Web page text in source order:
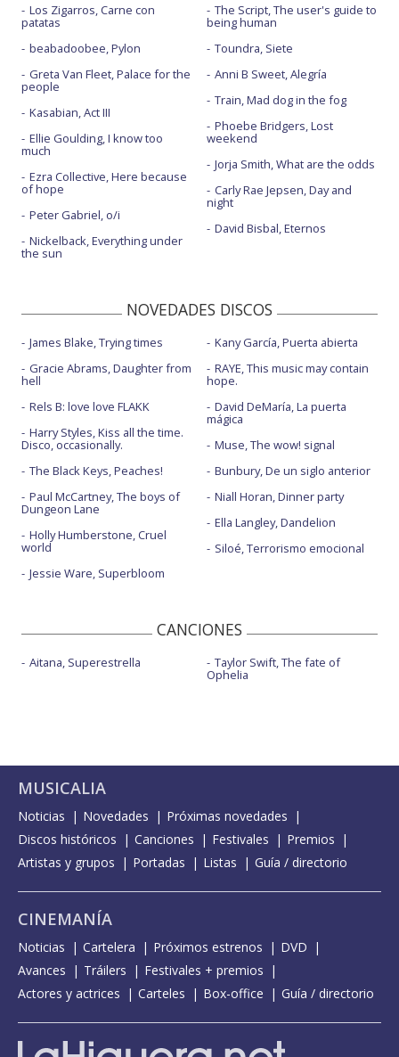
Los Zigarros, Carne con
patatas
beabadoobee, Pylon
Greta Van Fleet, Palace for the
people
Kasabian, Act III
Ellie Goulding, I know too
much
Ezra Collective, Here because
of hope
Peter Gabriel, o/i
Nickelback, Everything under
the sun
The Script, The user's guide to
being human
Toundra, Siete
Anni B Sweet, Alegría
Train, Mad dog in the fog
Phoebe Bridgers, Lost
weekend
Jorja Smith, What are the odds
Carly Rae Jepsen, Day and
night
David Bisbal, Eternos
NOVEDADES DISCOS
James Blake, Trying times
Gracie Abrams, Daughter from
hell
Rels B: love love FLAKK
Harry Styles, Kiss all the time.
Disco, occasionally.
The Black Keys, Peaches!
Paul McCartney, The boys of
Dungeon Lane
Holly Humberstone, Cruel
world
Jessie Ware, Superbloom
Kany García, Puerta abierta
RAYE, This music may contain
hope.
David DeMaría, La puerta
mágica
Muse, The wow! signal
Bunbury, De un siglo anterior
Niall Horan, Dinner party
Ella Langley, Dandelion
Siloé, Terrorismo emocional
CANCIONES
Aitana, Superestrella Taylor Swift, The fate of
Ophelia
MUSICALIA
Noticias Novedades
Próximas novedades
Discos históricos
Canciones Festivales
Premios
Artistas y grupos
Portadas Listas Guía / directorio
CINEMANÍA
Noticias Cartelera Próximos estrenos
DVD
Avances
Tráilers
Festivales + premios
Actores y actrices
Carteles Box-office Guía / directorio